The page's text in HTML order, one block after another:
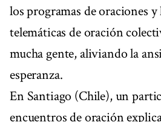
los programas de oraciones
telemáticas de oración
mucha gente, aliviando la
esperanza.
En Santiago (Chile), un
encuentros de oración